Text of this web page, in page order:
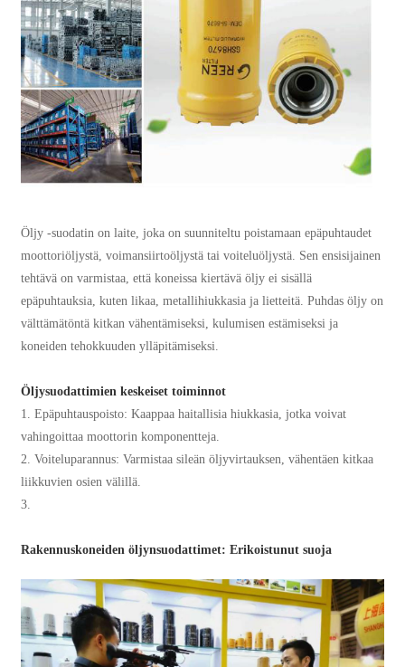
Öljy -suodatin on laite, joka on suunniteltu poistamaan epäpuhtaudet
moottoriöljystä, voimansiirtoöljystä tai voiteluöljystä. Sen ensisijainen
tehtävä on varmistaa, että koneissa kiertävä öljy ei sisällä
epäpuhtauksia, kuten likaa, metallihiukkasia ja lietteitä. Puhdas öljy on
välttämätöntä kitkan vähentämiseksi, kulumisen estämiseksi ja
koneiden tehokkuuden ylläpitämiseksi.
Öljysuodattimien keskeiset toiminnot
1. Epäpuhtauspoisto: Kaappaa haitallisia hiukkasia, jotka voivat
vahingoittaa moottorin komponentteja.
2. Voiteluparannus: Varmistaa sileän öljyvirtauksen, vähentäen kitkaa
liikkuvien osien välillä.
3.
Rakennuskoneiden öljynsuodattimet: Erikoistunut suoja